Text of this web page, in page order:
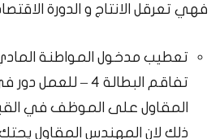
فهي تعرقل الانتاج و الدورة
تعطيب مدخول المواطنة
تفاقم البطالة 4 –
المقاول على الموظف في
ذلك لان المهندس المقاول يحتك